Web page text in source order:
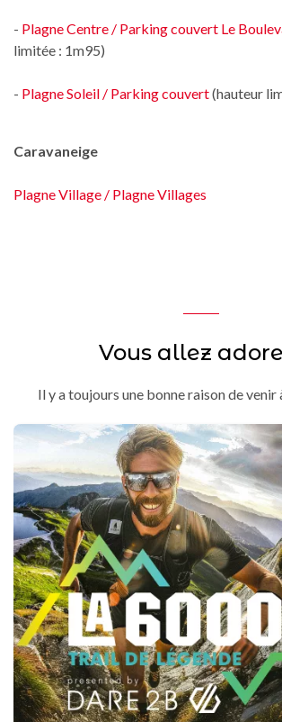
- Plagne Centre / Parking couvert Le
limitée : 1m95)
- Plagne Soleil / Parking couvert(hauteur
Caravaneige
Plagne Village / Plagne Villages
Vous allez
Il y a toujours une bonne raison de